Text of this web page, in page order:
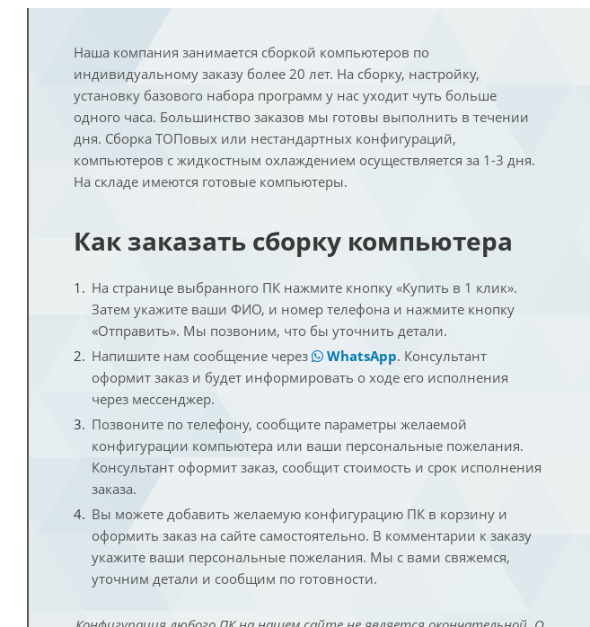
Наша компания занимается сборкой компьютеров по
индивидуальному заказу более 20 лет. На сборку, настройку,
установку базового набора программ у нас уходит чуть больше
одного часа. Большинство заказов мы готовы выполнить в течении
дня. Сборка ТОПовых или нестандартных конфигураций,
компьютеров с жидкостным охлаждением осуществляется за 1-3 дня.
На складе имеются готовые компьютеры.
Как заказать сборку компьютера
На странице выбранного ПК нажмите кнопку «Купить в 1 клик».
Затем укажите ваши ФИО, и номер телефона и нажмите кнопку
«Отправить». Мы позвоним, что бы уточнить детали.
Напишите нам сообщение через
WhatsApp. Консультант
оформит заказ и будет информировать о ходе его исполнения
через мессенджер.
Позвоните по телефону, сообщите параметры желаемой
конфигурации компьютера или ваши персональные пожелания.
Консультант оформит заказ, сообщит стоимость и срок исполнения
заказа.
Вы можете добавить желаемую конфигурацию ПК в корзину и
оформить заказ на сайте самостоятельно. В комментарии к заказу
укажите ваши персональные пожелания. Мы с вами свяжемся,
уточним детали и сообщим по готовности.